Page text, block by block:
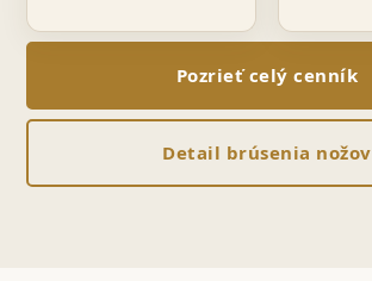
Pozrieť celý cenník
Detail brúsenia nožov